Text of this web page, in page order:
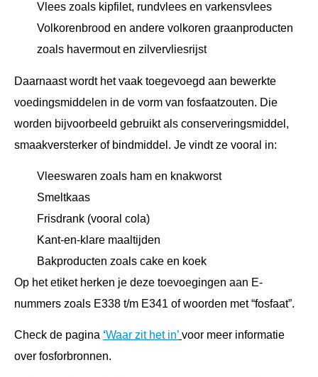
Vlees zoals kipfilet, rundvlees en varkensvlees
Volkorenbrood en andere volkoren graanproducten
zoals havermout en zilvervliesrijst
Daarnaast wordt het vaak toegevoegd aan bewerkte
voedingsmiddelen in de vorm van fosfaatzouten. Die
worden bijvoorbeeld gebruikt als conserveringsmiddel,
smaakversterker of bindmiddel. Je vindt ze vooral in:
Vleeswaren zoals ham en knakworst
Smeltkaas
Frisdrank (vooral cola)
Kant-en-klare maaltijden
Bakproducten zoals cake en koek
Op het etiket herken je deze toevoegingen aan E-
nummers zoals E338 t/m E341 of woorden met “fosfaat”.
Check de pagina ‘Waar zit het in’ voor meer informatie
over fosforbronnen.